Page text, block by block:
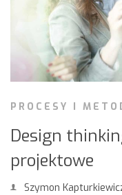
PROCESY I
Design
projektowe
Szymon